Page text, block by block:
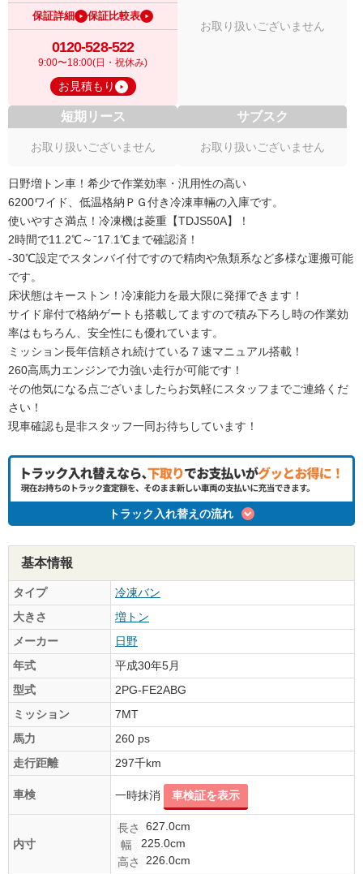
保証詳細 保証比較表
0120-528-522
9:00〜18:00(日・祝休み)
お見積もり
お取り扱いございません
短期リース
お取り扱いございません
サブスク
お取り扱いございません
日野増トン車！希少で作業効率・汎用性の高い
6200ワイド、低温格納ＰＧ付き冷凍車輛の入庫です。
使いやすさ満点！冷凍機は菱重【TDJS50A】！
2時間で11.2℃～⁻17.1℃まで確認済！
-30℃設定でスタンバイ付ですので精肉や魚類系など多様な運搬可能
です。
床状態はキーストン！冷凍能力を最大限に発揮できます！
サイド扉付で格納ゲートも搭載してますので積み下ろし時の作業効
率はもちろん、安全性にも優れています。
ミッション長年信頼され続けている７速マニュアル搭載！
260高馬力エンジンで力強い走行が可能です！
その他気になる点ございましたらお気軽にスタッフまでご連絡くだ
さい！
現車確認も是非スタッフ一同お待ちしています！
トラック入れ替えの流れ
基本情報
タイプ
冷凍バン
大きさ
増トン
メーカー
日野
年式
平成30年5月
型式
2PG-FE2ABG
ミッション
7MT
馬力
260 ps
走行距離
297千km
車検 一時抹消 車検証を表示
内寸
長さ
627.0cm
幅
225.0cm
高さ
226.0cm